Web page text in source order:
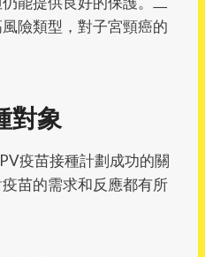
險類型，對子宮頸癌的
對象
疫苗接種計劃成功的關
苗的需求和反應都有所